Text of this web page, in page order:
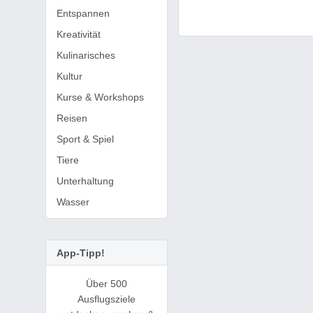
Entspannen
Kreativität
Kulinarisches
Kultur
Kurse & Workshops
Reisen
Sport & Spiel
Tiere
Unterhaltung
Wasser
App-Tipp!
Über 500
Ausflugsziele